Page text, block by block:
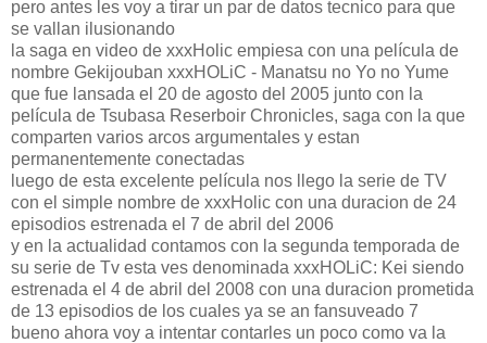
pero antes les voy a tirar un par de datos tecnico para que
se vallan ilusionando
la saga en video de xxxHolic empiesa con una película de
nombre Gekijouban xxxHOLiC - Manatsu no Yo no Yume
que fue lansada el 20 de agosto del 2005 junto con la
película de Tsubasa Reserboir Chronicles, saga con la que
comparten varios arcos argumentales y estan
permanentemente conectadas
luego de esta excelente película nos llego la serie de TV
con el simple nombre de xxxHolic con una duracion de 24
episodios estrenada el 7 de abril del 2006
y en la actualidad contamos con la segunda temporada de
su serie de Tv esta ves denominada xxxHOLiC: Kei siendo
estrenada el 4 de abril del 2008 con una duracion prometida
de 13 episodios de los cuales ya se an fansuveado 7
bueno ahora voy a intentar contarles un poco como va la